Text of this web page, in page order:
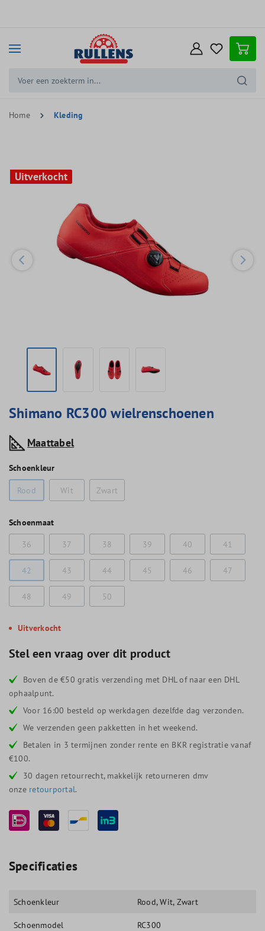
Home Kleding
Uitverkocht
Uitverkocht
Shimano RC300 wielrenschoenen
Maattabel
Schoenkleur
Rood
Wit Zwart
Schoenmaat
36
37 38 39 40 41
42 43 44 45 46 47
48 49 50
Uitverkocht
Stel een vraag over dit product
Boven de €50 gratis verzending met DHL of naar een DHL
ophaalpunt.
Voor 16:00 besteld op werkdagen dezelfde dag verzonden.
We verzenden geen pakketten in het weekend.
Betalen in 3 termijnen zonder rente en BKR registratie vanaf
€100.
30 dagen retourrecht, makkelijk retourneren dmv
onze retourportal.
Specificaties
Schoenkleur Rood, Wit, Zwart
Schoenmodel RC300